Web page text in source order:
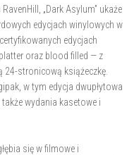
„Dark Asylum” ukaże
edycjach winylowych w
edycjach
oraz blood filled — z
24-stronicową książeczkę.
w tym edycja dwupłytowa
wydania kasetowe i
się w filmowe i